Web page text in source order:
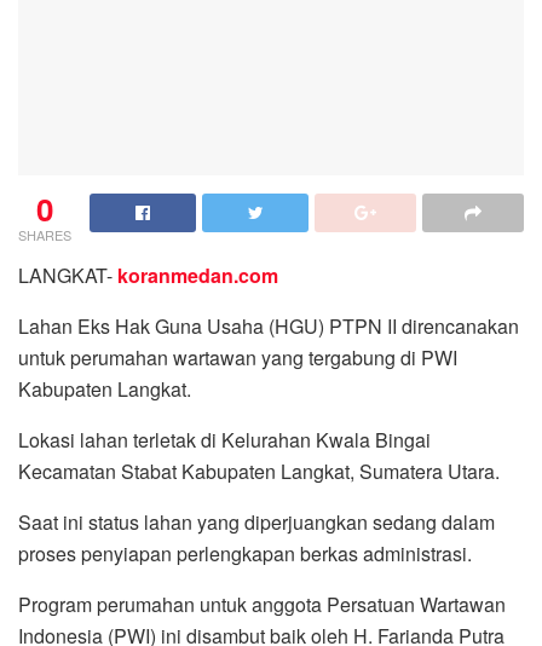
0
SHARES
LANGKAT- koranmedan.com
Lahan Eks Hak Guna Usaha (HGU) PTPN II direncanakan
untuk perumahan wartawan yang tergabung di PWI
Kabupaten Langkat.
Lokasi lahan terletak di Kelurahan Kwala Bingai
Kecamatan Stabat Kabupaten Langkat, Sumatera Utara.
Saat ini status lahan yang diperjuangkan sedang dalam
proses penyiapan perlengkapan berkas administrasi.
Program perumahan untuk anggota Persatuan Wartawan
Indonesia (PWI) ini disambut baik oleh H. Farianda Putra